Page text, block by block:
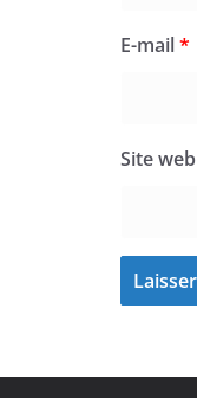
E-mail*
Site web